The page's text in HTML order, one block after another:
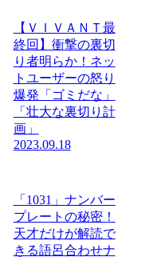
【ＶＩＶＡＮＴ最
終回】衝撃の裏切
り者明らか！ネッ
トユーザーの怒り
爆発「ゴミだな」
「壮大な裏切り計
画」
2023.09.18
「1031」ナンバー
プレートの秘密！
天才だけが解読で
きる語呂合わせナ